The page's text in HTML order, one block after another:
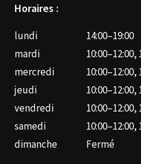
Horaires :
lundi
14:00–19:00
mardi
10:00–12:00,
mercredi
10:00–12:00,
jeudi
10:00–12:00,
vendredi
10:00–12:00,
samedi
10:00–12:00,
dimanche
Fermé